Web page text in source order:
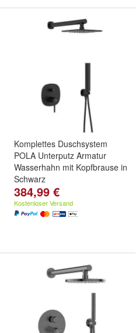
Komplettes Duschsystem
POLA Unterputz Armatur
Wasserhahn mit Kopfbrause in
Schwarz
384,99 €
Kostenloser Versand